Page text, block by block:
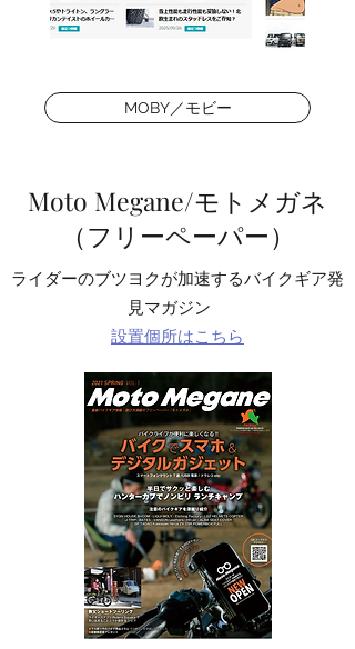
MOBY／モビー
Moto Megane/モトメガネ
（フリーペーパー）
ライダーのブツヨクが加速するバイクギア発
見マガジン
設置個所はこちら